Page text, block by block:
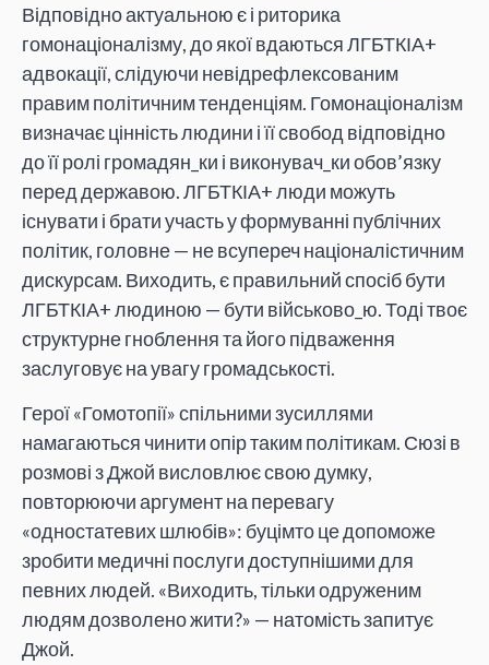
Відповідно актуальною є і риторика
гомонаціоналізму, до якої вдаються ЛГБТКІА+
адвокації, слідуючи невідрефлексованим
правим політичним тенденціям. Гомонаціоналізм
визначає цінність людини і її свобод відповідно
до її ролі громадян_ки і виконувач_ки обов’язку
перед державою. ЛГБТКІА+ люди можуть
існувати і брати участь у формуванні публічних
політик, головне — не всупереч націоналістичним
дискурсам. Виходить, є правильний спосіб бути
ЛГБТКІА+ людиною — бути військово_ю. Тоді твоє
структурне гноблення та його підваження
заслуговує на увагу громадськості.
Герої «Гомотопії» спільними зусиллями
намагаються чинити опір таким політикам. Сюзі в
розмові з Джой висловлює свою думку,
повторюючи аргумент на перевагу
«одностатевих шлюбів»: буцімто це допоможе
зробити медичні послуги доступнішими для
певних людей. «Виходить, тільки одруженим
людям дозволено жити?» — натомість запитує
Джой.